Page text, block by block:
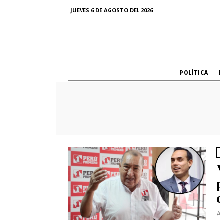
JUEVES 6 DE AGOSTO DEL 2026
POLÍTICA